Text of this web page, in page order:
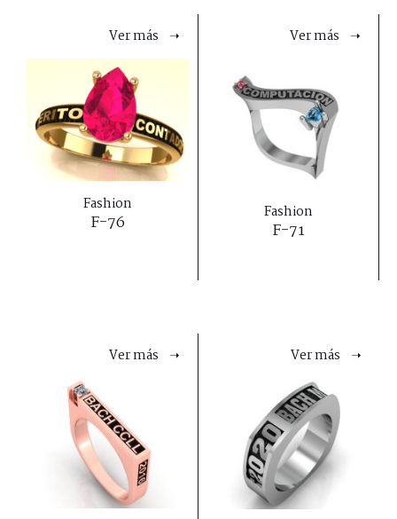
Ver más ➝
Fashion
F-76
Ver más ➝
Fashion
F-71
Ver más ➝ Ver más ➝